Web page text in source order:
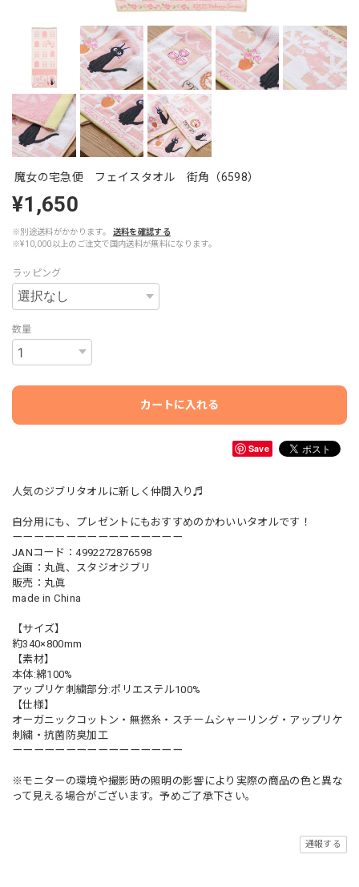
魔女の宅急便 フェイスタオル 街角（6598）
¥1,650
※別途送料がかかります。
送料を確認する
※¥10,000以上のご注文で国内送料が無料になります。
ラッピング
数量
カートに入れる
Save
人気のジブリタオルに新しく仲間入り♬
自分用にも、プレゼントにもおすすめのかわいいタオルです！
ーーーーーーーーーーーーーーーー
JANコード：4992272876598
企画：丸眞、スタジオジブリ
販売：丸眞
made in China
【サイズ】
約340×800mm
【素材】
本体:綿100%
アップリケ刺繍部分:ポリエステル100%
【仕様】
オーガニックコットン・無撚糸・スチームシャーリング・アップリケ
刺繍・抗菌防臭加工
ーーーーーーーーーーーーーーーー
※モニターの環境や撮影時の照明の影響により実際の商品の色と異な
って見える場合がございます。予めご了承下さい。
通報する